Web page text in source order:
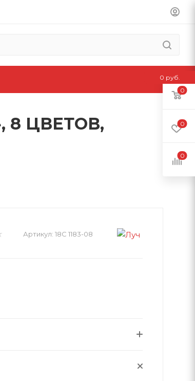
8 ЦВЕТОВ,
Артикул: 18С 1183-08
0
0
0
0 руб.